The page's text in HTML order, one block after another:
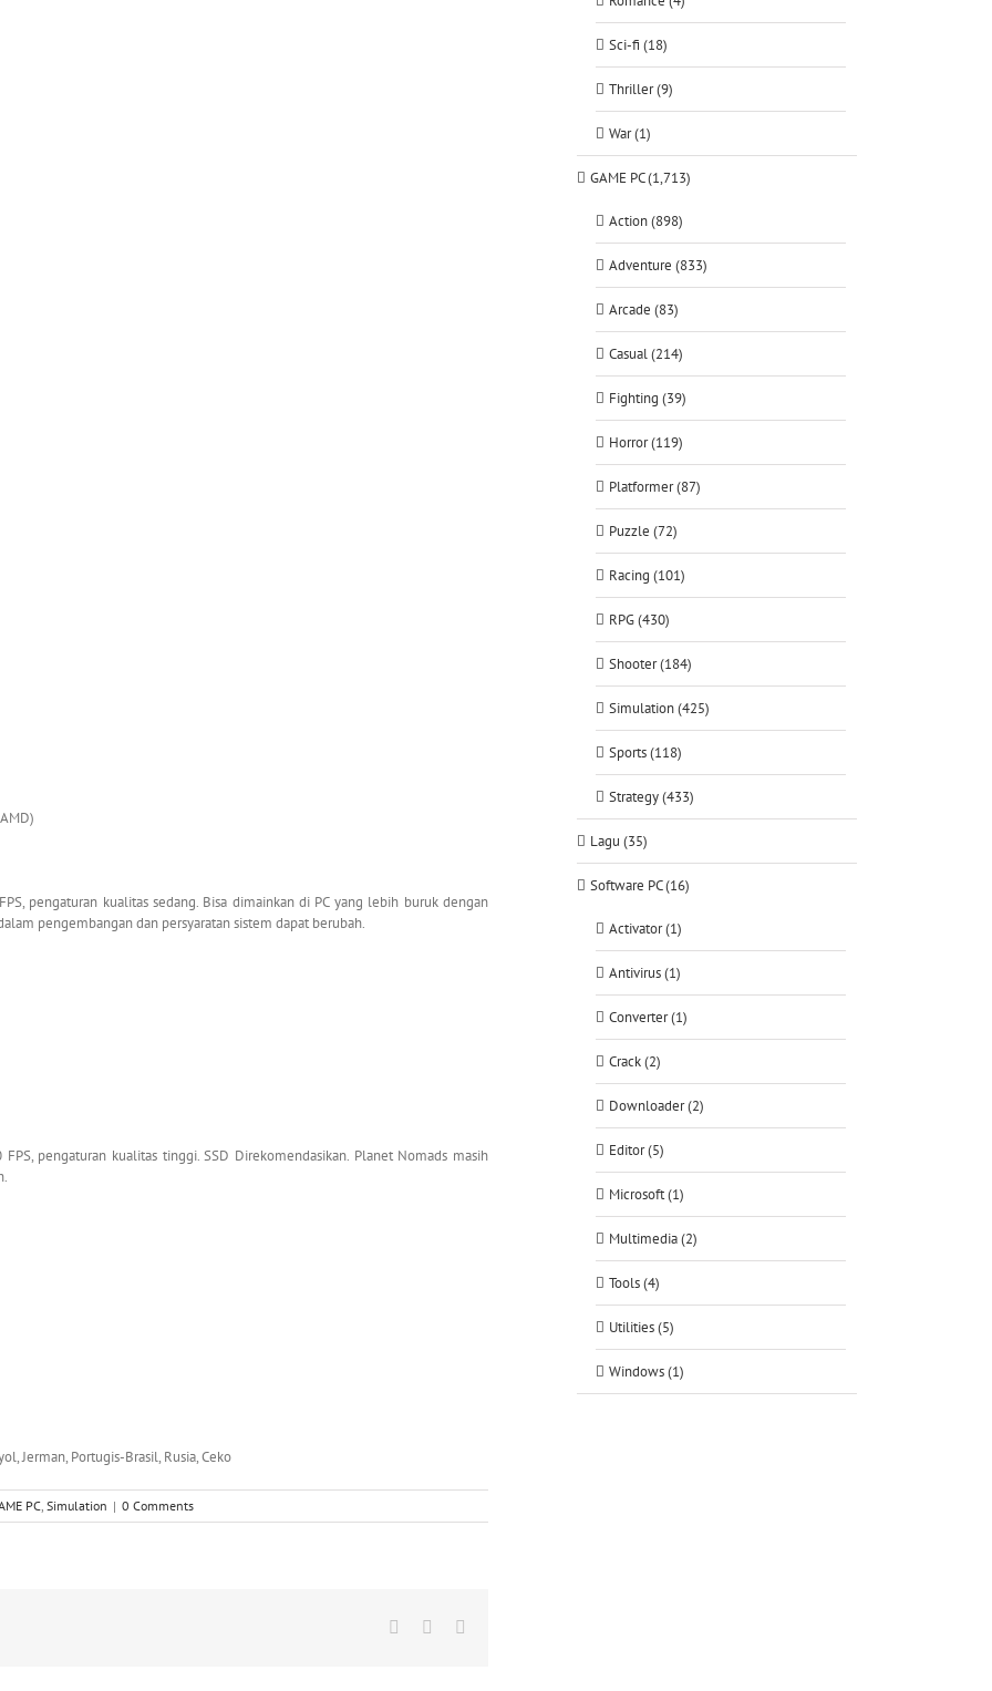
pengaturan kualitas sedang. Bisa dimainkan di PC yang lebih buruk dengan
pengembangan dan persyaratan sistem dapat berubah.
pengaturan kualitas tinggi. SSD Direkomendasikan. Planet Nomads masih
Jerman, Portugis-Brasil, Rusia, Ceko
PC, Simulation | 0 Comments
Facebook
Sci-fi (18)
Thriller (9)
War (1)
GAME PC (1,713)
Action (898)
Adventure (833)
Arcade (83)
Casual (214)
Fighting (39)
Horror (119)
Platformer (87)
Puzzle (72)
Racing (101)
RPG (430)
Shooter (184)
Simulation (425)
Sports (118)
Strategy (433)
Lagu (35)
Software PC (16)
Activator (1)
Antivirus (1)
Converter (1)
Crack (2)
Downloader (2)
Editor (5)
Microsoft (1)
Multimedia (2)
Tools (4)
Utilities (5)
Windows (1)